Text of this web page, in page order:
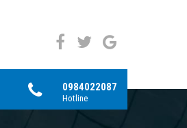
0984022087
Hotline